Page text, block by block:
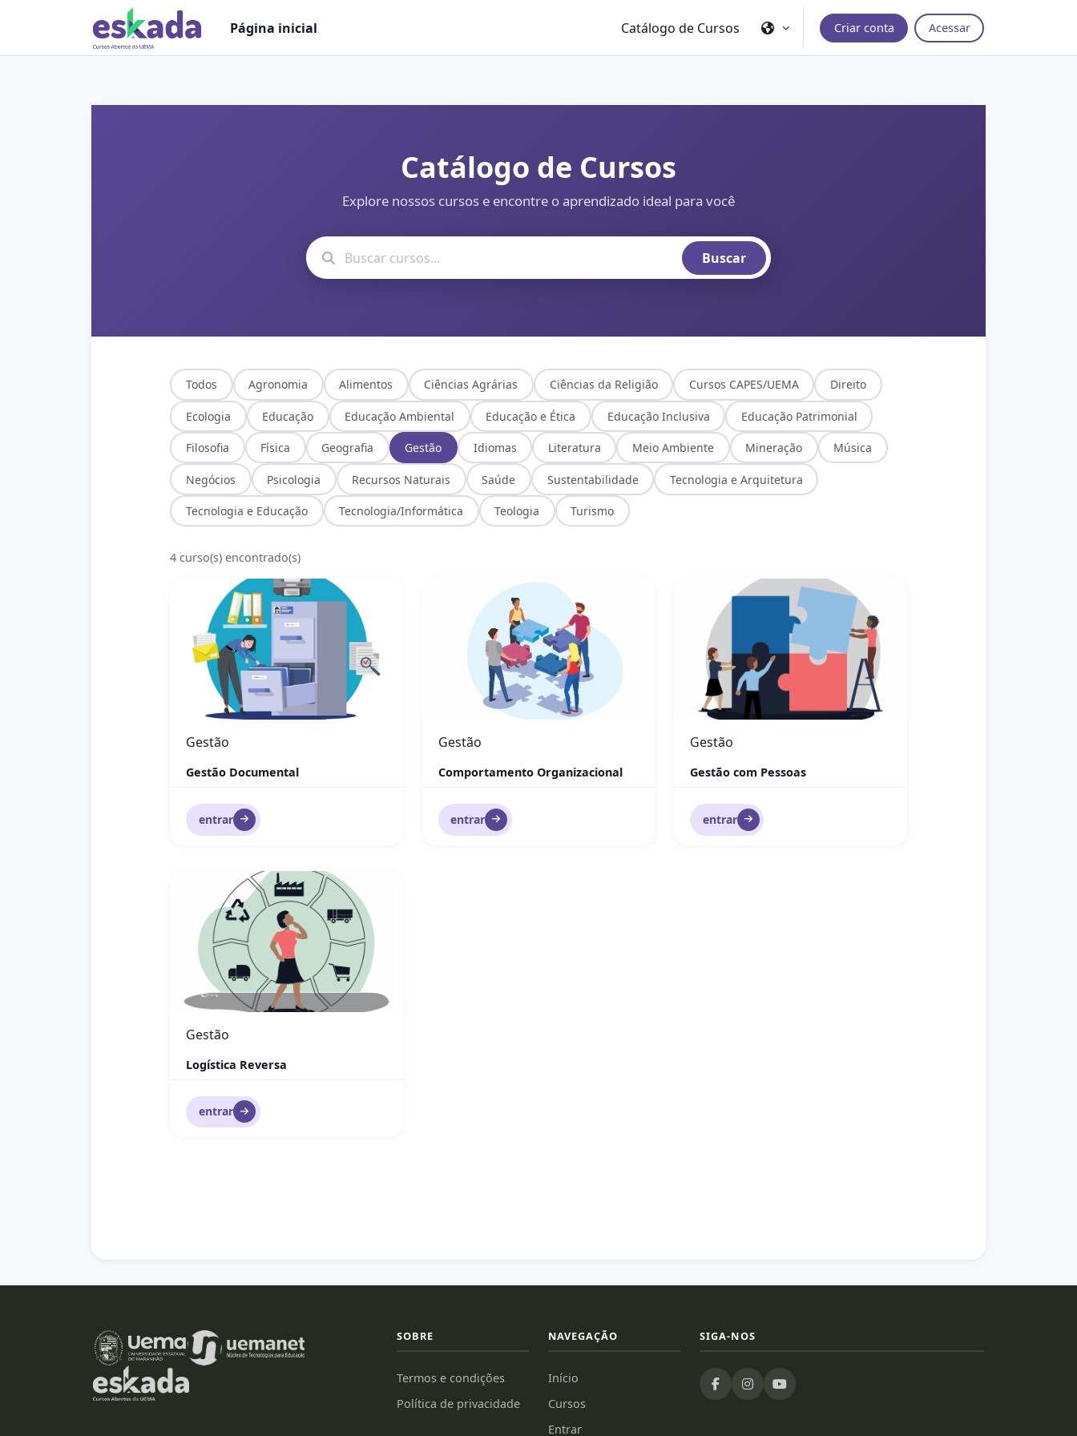
Ir para o conteúdo principal
Página inicial
Catálogo de Cursos Criar conta Acessar
Catálogo de Cursos
Explore nossos cursos e encontre o aprendizado ideal para você
Buscar
Todos Agronomia Alimentos Ciências Agrárias Ciências da Religião Cursos CAPES/UEMA Direito
Ecologia Educação Educação Ambiental Educação e Ética Educação Inclusiva Educação Patrimonial
Filosofia Física Geografia Gestão Idiomas Literatura Meio Ambiente Mineração Música
Negócios Psicologia Recursos Naturais Saúde Sustentabilidade Tecnologia e Arquitetura
Tecnologia e Educação Tecnologia/Informática Teologia Turismo
4 curso(s) encontrado(s)
Gestão Documental
Gestão
Gestão Documental
entrar
Comportamento Organizacional
Gestão
Comportamento Organizacional
entrar
Gestão com Pessoas
Gestão
Gestão com Pessoas
entrar
Logística Reversa
Gestão
Logística Reversa
entrar
SOBRE
Termos e condições
Política de privacidade
NAVEGAÇÃO
Início
Cursos
Entrar
SIGA-NOS